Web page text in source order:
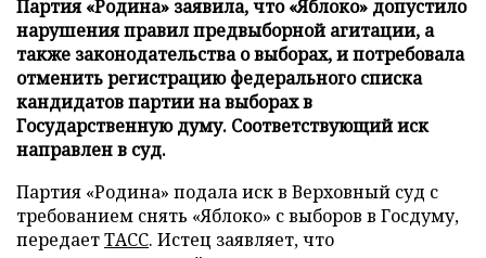
Партия «Родина» заявила, что «Яблоко» допустило
нарушения правил предвыборной агитации, а
также законодательства о выборах, и потребовала
отменить регистрацию федерального списка
кандидатов партии на выборах в
Государственную думу. Соответствующий иск
направлен в суд.
Партия «Родина» подала иск в Верховный суд с
требованием снять «Яблоко» с выборов в Госдуму,
передаетТАСС. Истец заявляет, что